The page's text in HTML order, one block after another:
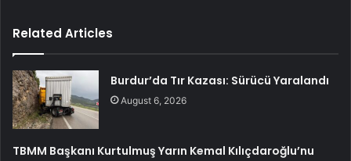
Related Articles
Burdur’da Tır Kazası: Sürücü Yaralandı
August 6, 2026
TBMM Başkanı Kurtulmuş Yarın Kemal Kılıçdaroğlu’nu